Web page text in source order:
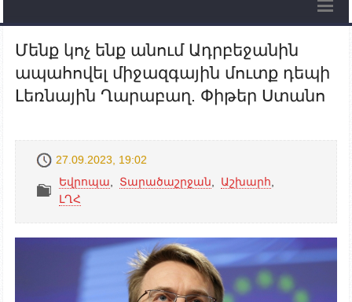
Մենք կոչ ենք անում Ադրբեջանին
ապահովել միջազգային մուտք դեպի
Լեռնային Ղարաբաղ. Փիթեր Ստանո
27.09.2023, 19:02
Եվրոպա
Տարածաշրջան Աշխարհ
ԼՂՀ